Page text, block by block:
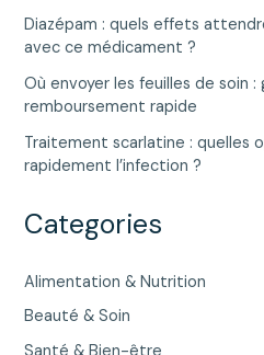
Diazépam : quels effets
avec ce médicament ?
Où envoyer les feuilles de soin
remboursement rapide
Traitement scarlatine : quelles
rapidement l’infection ?
Categories
Alimentation & Nutrition
Beauté & Soin